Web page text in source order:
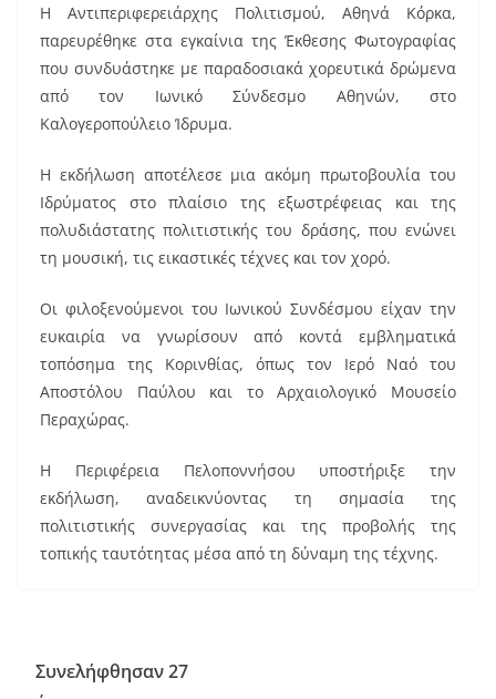
c
e
b
o
o
k
ai
l
er
e
st
Η Αντιπεριφερειάρχης Πολιτισμού, Αθηνά Κόρκα,
παρευρέθηκε στα εγκαίνια της Έκθεσης Φωτογραφίας
που συνδυάστηκε με παραδοσιακά χορευτικά δρώμενα
από τον Ιωνικό Σύνδεσμο Αθηνών, στο
Καλογεροπούλειο Ίδρυμα.
Η εκδήλωση αποτέλεσε μια ακόμη πρωτοβουλία του
Ιδρύματος στο πλαίσιο της εξωστρέφειας και της
πολυδιάστατης πολιτιστικής του δράσης, που ενώνει
τη μουσική, τις εικαστικές τέχνες και τον χορό.
Οι φιλοξενούμενοι του Ιωνικού Συνδέσμου είχαν την
ευκαιρία να γνωρίσουν από κοντά εμβληματικά
τοπόσημα της Κορινθίας, όπως τον Ιερό Ναό του
Αποστόλου Παύλου και το Αρχαιολογικό Μουσείο
Περαχώρας.
Η Περιφέρεια Πελοποννήσου υποστήριξε την
εκδήλωση, αναδεικνύοντας τη σημασία της
πολιτιστικής συνεργασίας και της προβολής της
τοπικής ταυτότητας μέσα από τη δύναμη της τέχνης.
Συνελήφθησαν 27